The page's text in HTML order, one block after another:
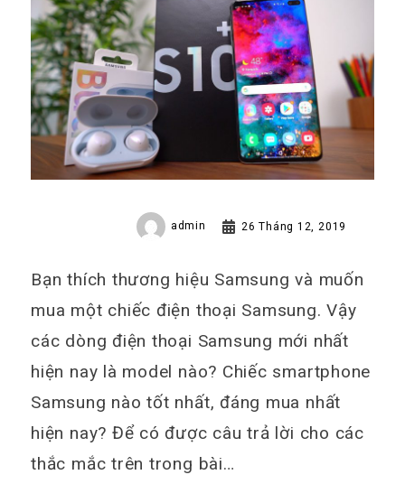
admin 26 Tháng 12, 2019
Bạn thích thương hiệu Samsung và muốn
mua một chiếc điện thoại Samsung. Vậy
các dòng điện thoại Samsung mới nhất
hiện nay là model nào? Chiếc smartphone
Samsung nào tốt nhất, đáng mua nhất
hiện nay? Để có được câu trả lời cho các
thắc mắc trên trong bài…